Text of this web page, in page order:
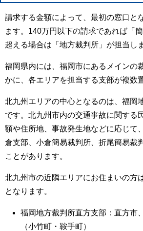
請求する金額によって、最初の窓口と
ます。140万円以下の請求であれば「
超える場合は「地方裁判所」が担当し
福岡県内には、福岡市にあるメインの
かに、各エリアを担当する支部が複数
北九州エリアの中心となるのは、福岡
です。北九州市内の交通事故に関する
額や住所地、事故発生地などに応じて
倉支部、小倉簡易裁判所、折尾簡易裁
ことがあります。
北九州市の近隣エリアにお住まいの方
となります。
福岡地方裁判所直方支部：直方市
（小竹町・鞍手町）